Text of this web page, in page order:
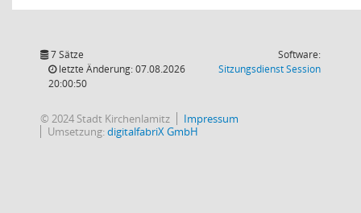
7 Sätze
letzte Änderung: 07.08.2026
20:00:50
Software:
SitzungsdienstSession(Wird in
© 2024 Stadt Kirchenlamitz
Impressum
Umsetzung:digitalfabriX GmbH